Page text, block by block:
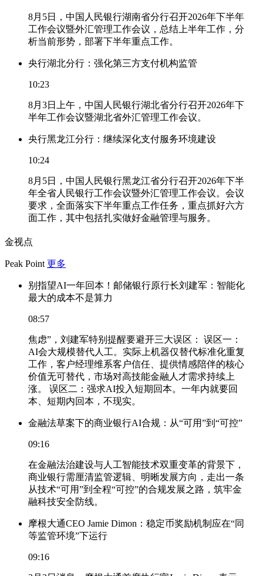
8月5日，中国人民银行湖南省分行召开2026年下半年
工作会议暨外汇管理工作会议，总结上半年工作，分
析当前形势，部署下半年重点工作。
央行湖北分行：强化第三方支付机构监管
10:23
8月3日上午，中国人民银行湖北省分行召开2026年下
半年工作会议暨湖北省外汇管理工作会议。
央行黑龙江分行：继续深化支付服务环境建设
10:24
8月5日，中国人民银行黑龙江省分行召开2026年下半
年全省人民银行工作会议暨外汇管理工作会议。会议
要求，全面落实下半年重点工作任务，重点抓好六方
面工作，其中包括扎实做好金融管理与服务。
金视点
Peak Point 更多
别指望AI一年回本！邮储银行原行长刘建军：智能化
最大的成本不是算力
08:57
焦虑”，刘建军特别提醒要避开三大误区： 误区一：
AI会大规模替代人工。实际上机器仅替代标准化重复
工作，客户经理维系客户信任、提供情感陪伴的核心
价值无可替代，市场对高技能金融人才需求持续上
涨。 误区二：强求AI投入短期回本。一年内就要回
本、短期内回本，不现实。
金融法草案下的商业银行AI合规：从“可用”到“可控”
09:16
在金融法治建设与人工智能技术双重变革的背景下，
商业银行需厘清监管逻辑、明晰发展方向，走出一条
从技术“可用”到全程“可控”的合规发展之路，筑牢金
融科技安全防线。
摩根大通CEO Jamie Dimon：稳定币奖励机制应在“同
等监管环境”下运行
09:16